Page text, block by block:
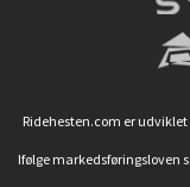
Ridehesten.com er udviklet
Ifølge markedsføringsloven